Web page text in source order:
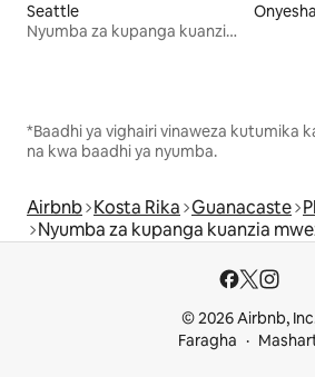
Seattle
Nyumba za kupanga kuanzia mwezi mmoja
*Baadhi ya vighairi vinaweza kutumika
na kwa baadhi ya nyumba.
Airbnb Kosta Rika Guanacaste
Nyumba za kupanga kuanzia
© 2026 Airbnb,
Faragha